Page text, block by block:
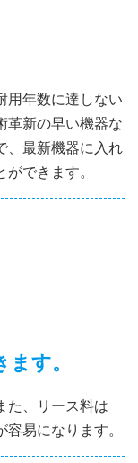
用年数に達しない
革新の早い機器な
、最新機器に入れ
できます。
す。
た、リース料は
易になります。